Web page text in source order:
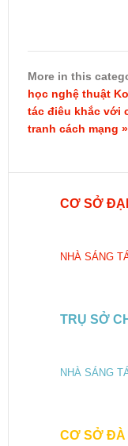
More in this
học nghệ thuật
tác điêu khắc với
tranh cách mạng »
CƠ SỞ ĐẠI
NHÀ SÁNG
TRỤ SỞ
NHÀ SÁNG
CƠ SỞ ĐÀ